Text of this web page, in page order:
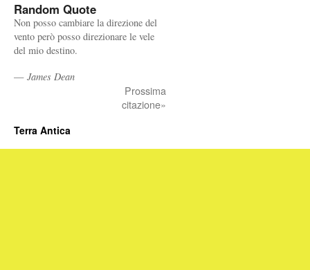
Random Quote
Non posso cambiare la direzione del
vento però posso direzionare le vele
del mio destino.
— James Dean
Prossima
citazione»
Terra Antica